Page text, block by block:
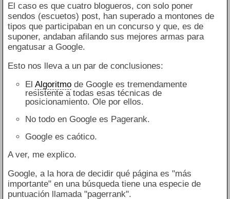
El caso es que cuatro blogueros, con solo poner
sendos (escuetos) post, han superado a montones de
tipos que participaban en un concurso y que, es de
suponer, andaban afilando sus mejores armas para
engatusar a Google.
Esto nos lleva a un par de conclusiones:
El Algoritmode Google es tremendamente
resistente a todas esas técnicas de
posicionamiento. Ole por ellos.
No todo en Google es Pagerank.
Google es caótico.
A ver, me explico.
Google, a la hora de decidir qué página es "más
importante" en una búsqueda tiene una especie de
puntuación llamada "pagerrank".